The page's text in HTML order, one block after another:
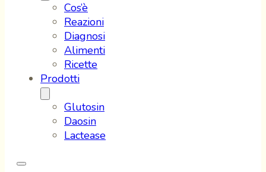
Cos’è
Reazioni
Diagnosi
Alimenti
Ricette
Prodotti
Glutosin
Daosin
Lactease